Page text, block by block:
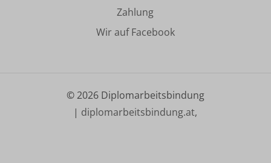
Zahlung
Wir auf Facebook
©2026Diplomarbeitsbindung
| diplomarbeitsbindung.at,